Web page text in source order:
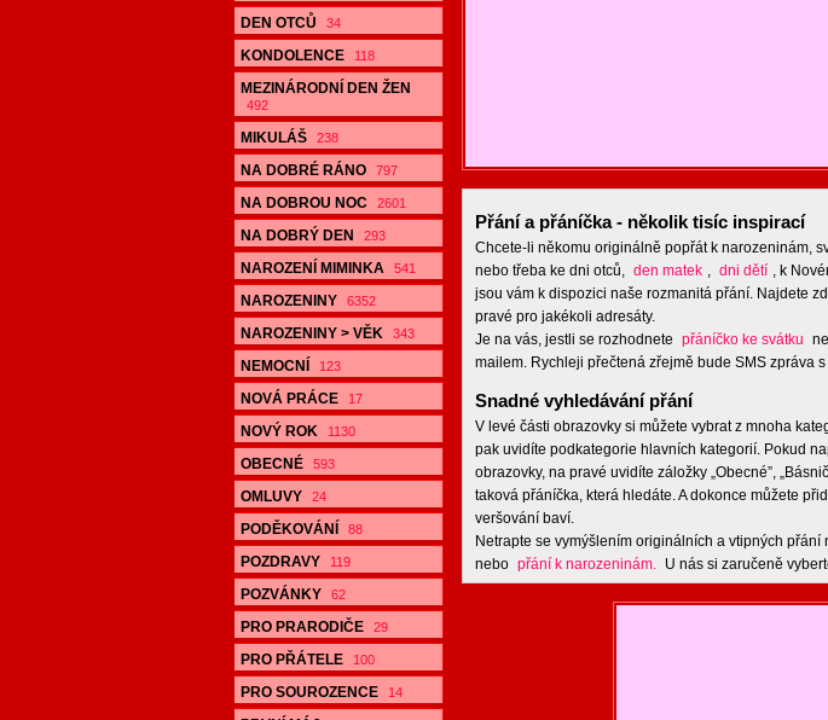
DEN OTCŮ 34
KONDOLENCE 118
MEZINÁRODNÍ DEN ŽEN
492
MIKULÁŠ 238
NA DOBRÉ RÁNO 797
NA DOBROU NOC 2601
NA DOBRÝ DEN 293
NAROZENÍ MIMINKA 541
NAROZENINY 6352
NAROZENINY > VĚK 343
NEMOCNÍ 123
NOVÁ PRÁCE 17
NOVÝ ROK 1130
OBECNÉ 593
OMLUVY 24
PODĚKOVÁNÍ 88
POZDRAVY 119
POZVÁNKY 62
PRO PRARODIČE 29
PRO PŘÁTELE 100
PRO SOUROZENCE 14
Přání a přáníčka - několik tisíc inspirací
Chcete-li někomu originálně popřát k narozeninám,
nebo třeba ke dni otců, den matek , dni dětí , k
jsou vám k dispozici naše rozmanitá přání. Najdete
pravé pro jakékoli adresáty.
Je na vás, jestli se rozhodnete přáníčko ke svátku
mailem. Rychleji přečtená zřejmě bude SMS zpráva
Snadné vyhledávání přání
V levé části obrazovky si můžete vybrat z mnoha
pak uvidíte podkategorie hlavních kategorií. Pokud
obrazovky, na pravé uvidíte záložky „Obecné”,
taková přáníčka, která hledáte. A dokonce můžete
veršování baví.
Netrapte se vymýšlením originálních a vtipných
nebo přání k narozeninám. U nás si zaručeně